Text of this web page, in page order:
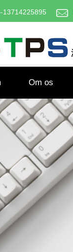
13714225895
Om os